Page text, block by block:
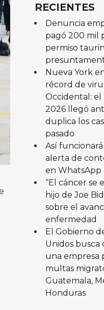
RECIENTES
Denuncia
pagó 200 mil
permiso
Nueva York
récord de
Occidental:
2026 llegó
duplica los
pasado
Así
alerta de
en WhatsApp
“El cáncer se
hijo de Joe
sobre el
enfermedad
El Gobierno
Unidos busca
una empresa
multas
Guatemala,
Honduras